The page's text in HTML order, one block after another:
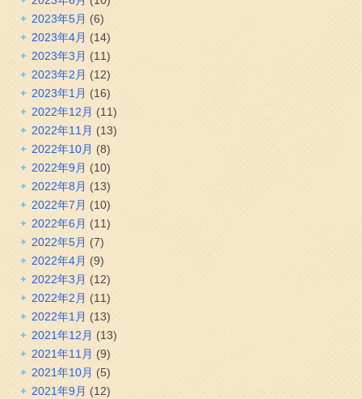
2023年5月 (6)
2023年4月 (14)
2023年3月 (11)
2023年2月 (12)
2023年1月 (16)
2022年12月 (11)
2022年11月 (13)
2022年10月 (8)
2022年9月 (10)
2022年8月 (13)
2022年7月 (10)
2022年6月 (11)
2022年5月 (7)
2022年4月 (9)
2022年3月 (12)
2022年2月 (11)
2022年1月 (13)
2021年12月 (13)
2021年11月 (9)
2021年10月 (5)
2021年9月 (12)